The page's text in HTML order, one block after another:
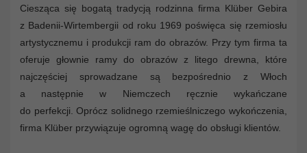
Ciesząca się bogatą tradycją rodzinna firma Klüber Gebira
z Badenii-Wirtembergii od roku 1969 poświęca się rzemiosłu
artystycznemu i produkcji ram do obrazów. Przy tym firma ta
oferuje głownie ramy do obrazów z litego drewna, które
najczęściej sprowadzane są bezpośrednio z Włoch
a następnie w Niemczech ręcznie wykańczane
do perfekcji. Oprócz solidnego rzemieślniczego wykończenia,
firma Klüber przywiązuje ogromną wagę do obsługi klientów.